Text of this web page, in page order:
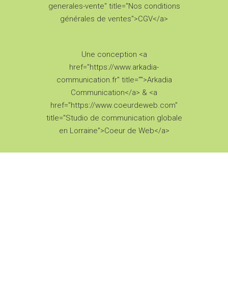
generales-vente" title="Nos conditions
générales de ventes">CGV</a>
Une conception <a
href="https://www.arkadia-
communication.fr" title="">Arkadia
Communication</a> & <a
href="https://www.coeurdeweb.com"
title="Studio de communication globale
en Lorraine">Coeur de Web</a>